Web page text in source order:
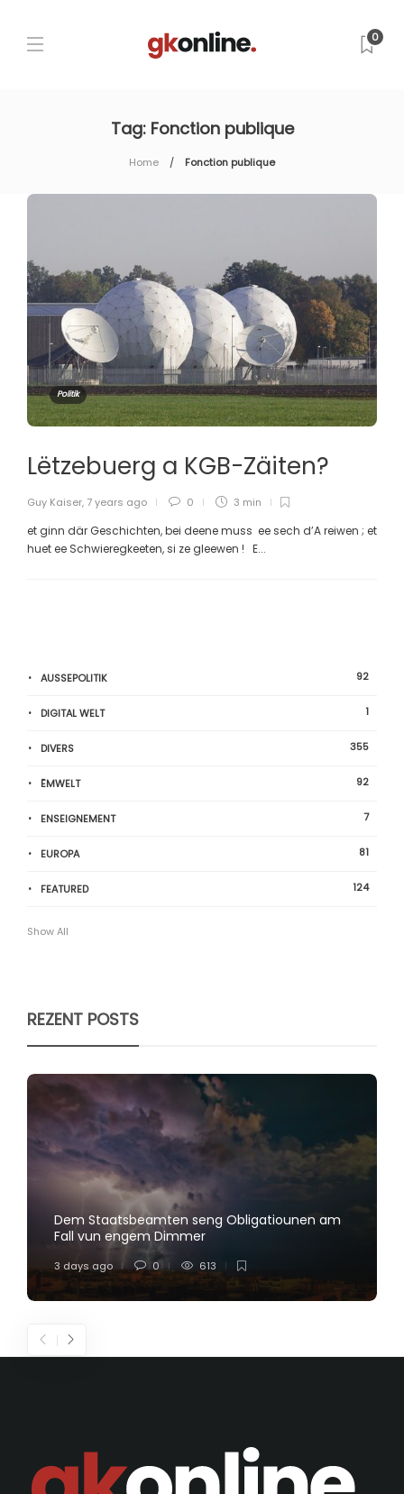
0
Tag: Fonction publique
Home Fonction publique
Politik
Lëtzebuerg a KGB-Zäiten?
Guy Kaiser, 7 years ago 0 3 min
et ginn där Geschichten, bei deene muss ee sech d’A reiwen ; et
huet ee Schwieregkeeten, si ze gleewen ! E...
AUSSEPOLITIK 92
DIGITAL WELT 1
DIVERS 355
ËMWELT 92
ENSEIGNEMENT 7
EUROPA 81
FEATURED 124
Show All
REZENT POSTS
Dem Staatsbeamten seng Obligatiounen am
Fall vun engem Dimmer
3 days ago 0 613